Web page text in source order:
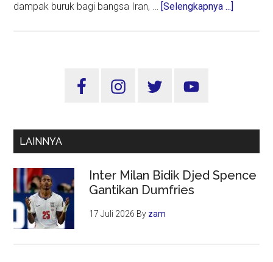
dampak buruk bagi bangsa Iran, … [Selengkapnya ...]
di
Sidebar
LAINNYA
Inter Milan Bidik Djed Spence
Gantikan Dumfries
17 Juli 2026 By zam